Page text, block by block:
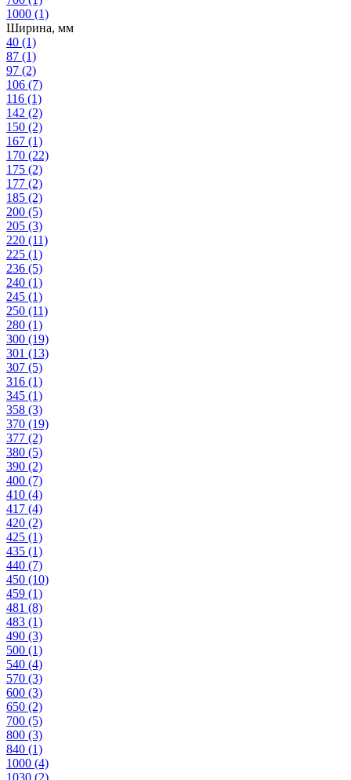
1000 (1)
Ширина, мм
40 (1)
87 (1)
97 (2)
106 (7)
116 (1)
142 (2)
150 (2)
167 (1)
170 (22)
175 (2)
177 (2)
185 (2)
200 (5)
205 (3)
220 (11)
225 (1)
236 (5)
240 (1)
245 (1)
250 (11)
280 (1)
300 (19)
301 (13)
307 (5)
316 (1)
345 (1)
358 (3)
370 (19)
377 (2)
380 (5)
390 (2)
400 (7)
410 (4)
417 (4)
420 (2)
425 (1)
435 (1)
440 (7)
450 (10)
459 (1)
481 (8)
483 (1)
490 (3)
500 (1)
540 (4)
570 (3)
600 (3)
650 (2)
700 (5)
800 (3)
840 (1)
1000 (4)
1030 (2)